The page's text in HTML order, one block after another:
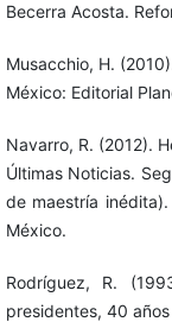
Becerra Acosta.
Musacchio, H.
México: Editorial
Navarro, R. (2012).
Últimas Noticias.
de maestría
México.
Rodríguez, R.
presidentes, 40